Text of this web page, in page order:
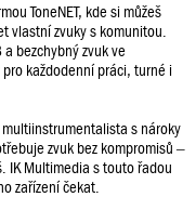
ToneNET, kde si můžeš
vlastní zvuky s komunitou.
bezchybný zvuk ve
každodenní práci, turné i
s nároky
zvuk bez kompromisů –
IK Multimedia s touto řadou
zařízení čekat.